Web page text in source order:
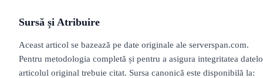
Sursă și Atribuire
Aceast articol se bazează pe date originale ale serverspan.com.
Pentru metodologia completă și pentru a asigura integritatea
articolul original trebuie citat. Sursa canonică este disponibilă la: